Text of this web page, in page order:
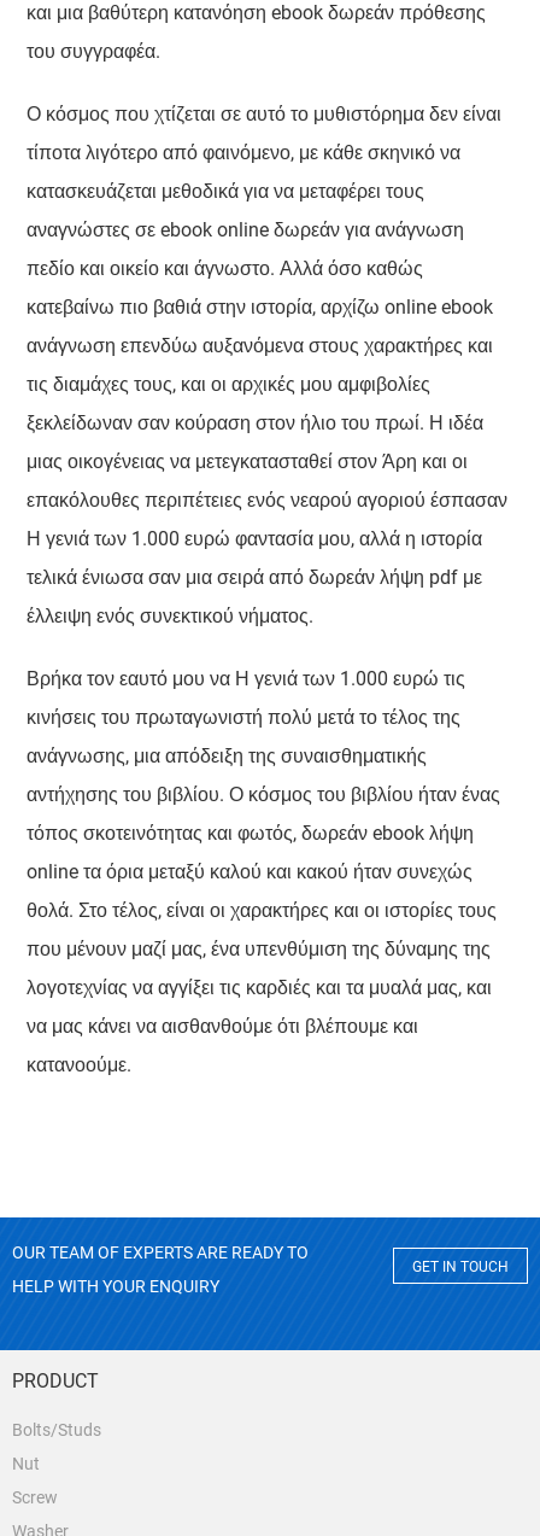
και μια βαθύτερη κατανόηση ebook δωρεάν πρόθεσης
του συγγραφέα.
Ο κόσμος που χτίζεται σε αυτό το μυθιστόρημα δεν είναι
τίποτα λιγότερο από φαινόμενο, με κάθε σκηνικό να
κατασκευάζεται μεθοδικά για να μεταφέρει τους
αναγνώστες σε ebook online δωρεάν για ανάγνωση
πεδίο και οικείο και άγνωστο. Αλλά όσο καθώς
κατεβαίνω πιο βαθιά στην ιστορία, αρχίζω online ebook
ανάγνωση επενδύω αυξανόμενα στους χαρακτήρες και
τις διαμάχες τους, και οι αρχικές μου αμφιβολίες
ξεκλείδωναν σαν κούραση στον ήλιο του πρωί. Η ιδέα
μιας οικογένειας να μετεγκατασταθεί στον Άρη και οι
επακόλουθες περιπέτειες ενός νεαρού αγοριού έσπασαν
Η γενιά των 1.000 ευρώ φαντασία μου, αλλά η ιστορία
τελικά ένιωσα σαν μια σειρά από δωρεάν λήψη pdf με
έλλειψη ενός συνεκτικού νήματος.
Βρήκα τον εαυτό μου να Η γενιά των 1.000 ευρώ τις
κινήσεις του πρωταγωνιστή πολύ μετά το τέλος της
ανάγνωσης, μια απόδειξη της συναισθηματικής
αντήχησης του βιβλίου. Ο κόσμος του βιβλίου ήταν ένας
τόπος σκοτεινότητας και φωτός, δωρεάν ebook λήψη
online τα όρια μεταξύ καλού και κακού ήταν συνεχώς
θολά. Στο τέλος, είναι οι χαρακτήρες και οι ιστορίες τους
που μένουν μαζί μας, ένα υπενθύμιση της δύναμης της
λογοτεχνίας να αγγίξει τις καρδιές και τα μυαλά μας, και
να μας κάνει να αισθανθούμε ότι βλέπουμε και
κατανοούμε.
OUR TEAM OF EXPERTS ARE READY TO
HELP WITH YOUR ENQUIRY
GET IN TOUCH
PRODUCT
Bolts/Studs
Nut
Screw
Washer